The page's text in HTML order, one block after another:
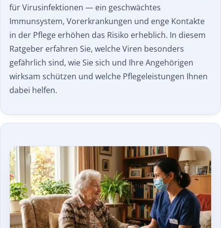
für Virusinfektionen — ein geschwächtes
Immunsystem, Vorerkrankungen und enge Kontakte
in der Pflege erhöhen das Risiko erheblich. In diesem
Ratgeber erfahren Sie, welche Viren besonders
gefährlich sind, wie Sie sich und Ihre Angehörigen
wirksam schützen und welche Pflegeleistungen Ihnen
dabei helfen.